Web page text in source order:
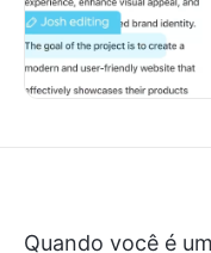
Quando você é